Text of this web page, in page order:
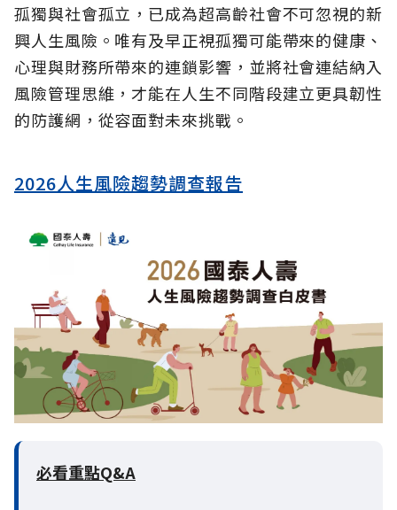
孤獨與社會孤立，已成為超高齡社會不可忽視的新
興人生風險。唯有及早正視孤獨可能帶來的健康、
心理與財務所帶來的連鎖影響，並將社會連結納入
風險管理思維，才能在人生不同階段建立更具韌性
的防護網，從容面對未來挑戰。
2026人生風險趨勢調查報告
必看重點Q&A